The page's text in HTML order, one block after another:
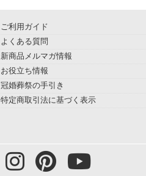
ご利用ガイド
よくある質問
新商品メルマガ情報
お役立ち情報
冠婚葬祭の手引き
特定商取引法に基づく表示